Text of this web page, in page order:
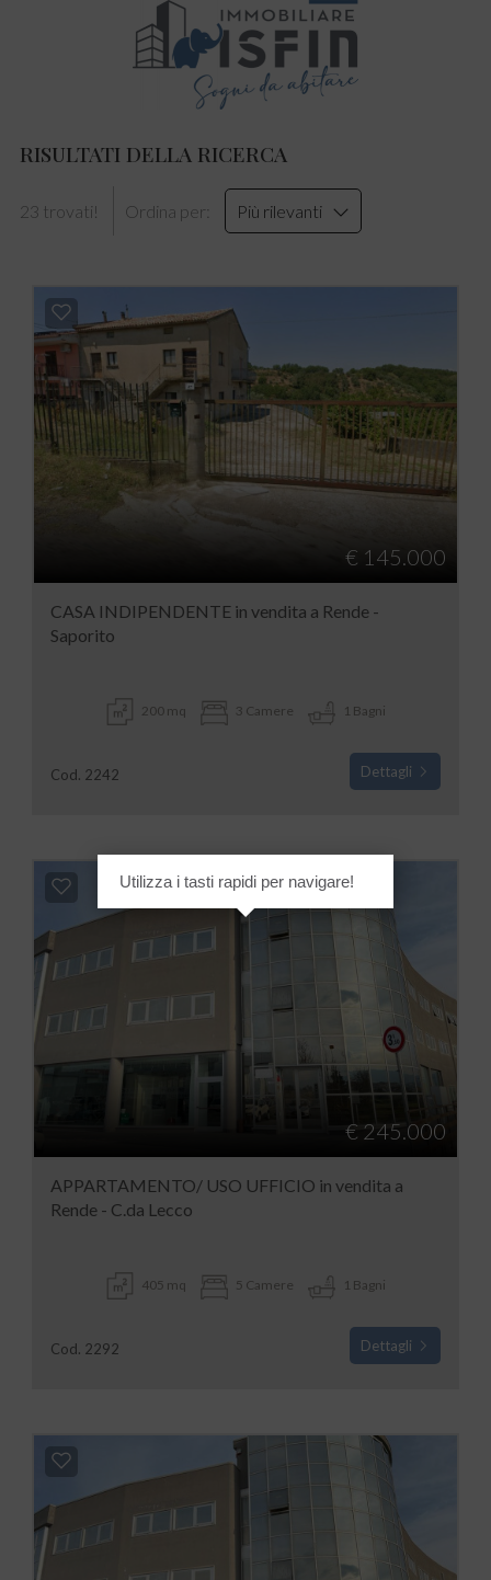
RISULTATI DELLA RICERCA
23 trovati! Ordina per: Più rilevanti
€ 145.000
CASA INDIPENDENTE in vendita a Rende -
Saporito
200 mq 3 Camere 1 Bagni
Cod. 2242 Dettagli
€ 245.000
APPARTAMENTO/ USO UFFICIO in vendita a
Rende - C.da Lecco
405 mq 5 Camere 1 Bagni
Cod. 2292 Dettagli
Utilizza i tasti rapidi per navigare!